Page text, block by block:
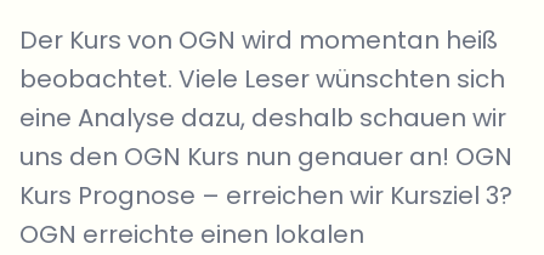
Der Kurs von OGN wird momentan heiß
beobachtet. Viele Leser wünschten sich
eine Analyse dazu, deshalb schauen wir
uns den OGN Kurs nun genauer an! OGN
Kurs Prognose – erreichen wir Kursziel 3?
OGN erreichte einen lokalen